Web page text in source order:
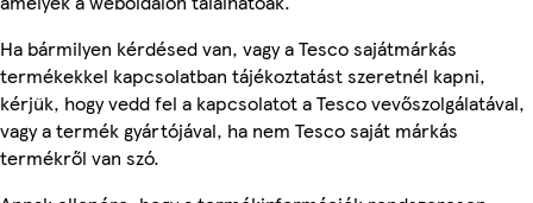
Ha bármilyen kérdésed van, vagy a Tesco sajátmárkás
termékekkel kapcsolatban tájékoztatást szeretnél kapni,
kérjük, hogy vedd fel a kapcsolatot a Tesco vevőszolgálatával,
vagy a termék gyártójával, ha nem Tesco saját márkás
termékről van szó.